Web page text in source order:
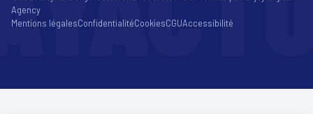
Agency
Mentions légalesConfidentialitéCookiesCGUAccessibilité